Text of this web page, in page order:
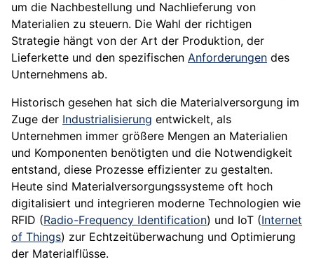
um die Nachbestellung und Nachlieferung von
Materialien zu steuern. Die Wahl der richtigen
Strategie hängt von der Art der Produktion, der
Lieferkette und den spezifischen Anforderungen des
Unternehmens ab.
Historisch gesehen hat sich die Materialversorgung im
Zuge der Industrialisierung entwickelt, als
Unternehmen immer größere Mengen an Materialien
und Komponenten benötigten und die Notwendigkeit
entstand, diese Prozesse effizienter zu gestalten.
Heute sind Materialversorgungssysteme oft hoch
digitalisiert und integrieren moderne Technologien wie
RFID (Radio-Frequency Identification) und IoT (Internet
of Things) zur Echtzeitüberwachung und Optimierung
der Materialflüsse.